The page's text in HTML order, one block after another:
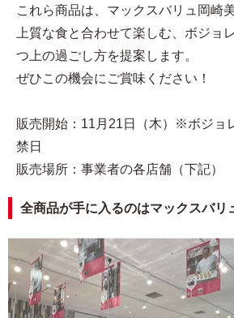
これら商品は、マックスバリュ岡崎
上質な食と合わせて楽しむ、ボジョ
つ上の過ごし方を提案します。
ぜひこの機会にご賞味ください！
販売開始：11月21日（木）※ボジョ
禁日
販売場所：事業者の各店舗（下記）
全商品が手に入るのはマックスバリ